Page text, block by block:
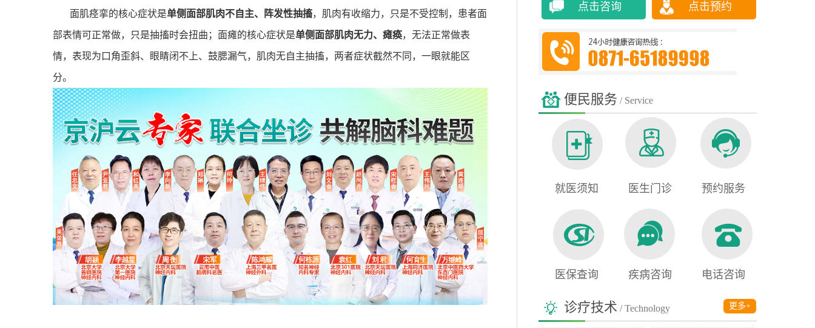
面肌痉挛的核心症状是单侧面部肌肉不自主、阵发性抽搐，肌肉有收缩力，只是不受控制，患者面
部表情可正常做，只是抽搐时会扭曲；面瘫的核心症状是单侧面部肌肉无力、瘫痪，无法正常做表
情，表现为口角歪斜、眼睛闭不上、鼓腮漏气，肌肉无自主抽搐，两者症状截然不同，一眼就能区
分。
点击咨询 点击预约
便民服务 / Service
就医须知 医生门诊 预约服务
医保查询 疾病咨询 电话咨询
诊疗技术 / Technology 更多+